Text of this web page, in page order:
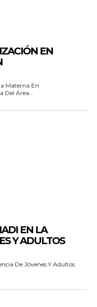
EN
Materna En
Área...
EN LA
Y ADULTOS
De Jóvenes Y Adultos